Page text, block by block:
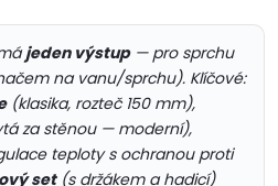
jeden výstup— pro sprchu
na vanu/sprchu). Klíčové:
(klasika, rozteč 150 mm),
za stěnou — moderní),
teploty s ochranou proti
set(s držákem a hadicí)